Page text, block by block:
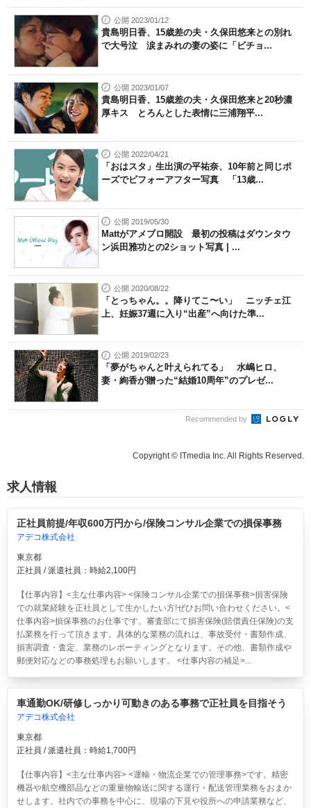
公開 2023/01/12
貴島明日香、15歳差の夫・久保田悠来との別れ
で大号泣 涙まみれの妻の姿に「ビチョ...
公開 2023/01/07
貴島明日香、15歳差の夫・久保田悠来と20秒濃
厚キス とろんとした表情に三浦翔平...
公開 2022/04/21
「おはスタ」生出演の平祐奈、10年前と同じポ
ーズでビフォーアフター写真 「13歳...
公開 2019/05/30
Mattがアメブロ開設 最初の投稿はダウンタウ
ン浜田雅功との2ショット写真 | ...
公開 2020/08/22
「とっちゃん。。降りてこ〜い」 ニッチェ江
上、妊娠37週に入り“出産”へ向けた準...
公開 2019/02/23
「夢がちゃんと叶えられてる」 水嶋ヒロ、
妻・絢香が贈った“結婚10周年”のプレゼ...
Recommended by
Copyright © ITmedia Inc. All Rights Reserved.
求人情報
正社員前提/年収600万円から/保険コンサル企業での損保事務
アデコ株式会社
東京都
正社員 / 派遣社員：時給2,100円
【仕事内容】<主な仕事内容> <保険コンサル企業での損保事務>損害保険
での就業経験を正社員として生かしたい方!ぜひお問い合わせください。<
仕事内容>損保事務のお仕事です。審査部にて損害保険(賠償責任保険)の支
払業務を行って頂きます。具体的な業務の流れは、事故受付・書類作成、
損害調査・査定、業務のレポーティングとなります。その他、書類作成や
郵便対応などの事務処理もお願いします。 <仕事内容の補足>...
車通勤OK/研修しっかり可動きのある事務で正社員を目指そう
アデコ株式会社
東京都
正社員 / 派遣社員：時給1,700円
【仕事内容】<主な仕事内容> <運輸・物流企業での管理事務>です。精密
機器や航空機部品などの重量物輸送に関する運行・配送管理業務をおまか
せします。社内での事務を中心に、現場の下見や役所への申請業務など、